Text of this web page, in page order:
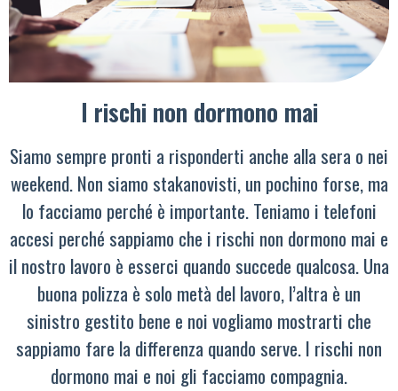
I rischi non dormono mai
Siamo sempre pronti a risponderti anche alla sera o nei
weekend. Non siamo stakanovisti, un pochino forse, ma
lo facciamo perché è importante. Teniamo i telefoni
accesi perché sappiamo che i rischi non dormono mai e
il nostro lavoro è esserci quando succede qualcosa. Una
buona polizza è solo metà del lavoro, l’altra è un
sinistro gestito bene e noi vogliamo mostrarti che
sappiamo fare la differenza quando serve. I rischi non
dormono mai e noi gli facciamo compagnia.